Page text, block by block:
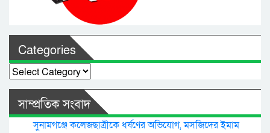
Categories
Categories
সাম্প্রতিক সংবাদ
সুনামগঞ্জে কলেজছাত্রীকে ধর্ষণের অভিযোগ, মসজিদের ইমাম